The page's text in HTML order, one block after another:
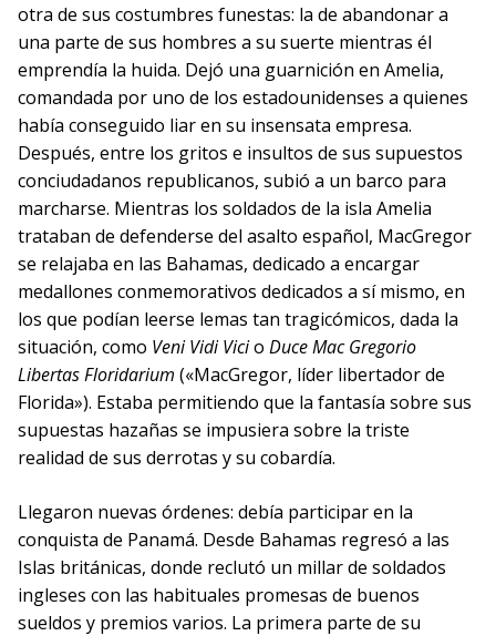
otra de sus costumbres funestas: la de abandonar a
una parte de sus hombres a su suerte mientras él
emprendía la huida. Dejó una guarnición en Amelia,
comandada por uno de los estadounidenses a quienes
había conseguido liar en su insensata empresa.
Después, entre los gritos e insultos de sus supuestos
conciudadanos republicanos, subió a un barco para
marcharse. Mientras los soldados de la isla Amelia
trataban de defenderse del asalto español, MacGregor
se relajaba en las Bahamas, dedicado a encargar
medallones conmemorativos dedicados a sí mismo, en
los que podían leerse lemas tan tragicómicos, dada la
situación, como Veni Vidi Vicio Duce Mac Gregorio
Libertas Floridarium («MacGregor, líder libertador de
Florida»). Estaba permitiendo que la fantasía sobre sus
supuestas hazañas se impusiera sobre la triste
realidad de sus derrotas y su cobardía.
Llegaron nuevas órdenes: debía participar en la
conquista de Panamá. Desde Bahamas regresó a las
Islas británicas, donde reclutó un millar de soldados
ingleses con las habituales promesas de buenos
sueldos y premios varios. La primera parte de su